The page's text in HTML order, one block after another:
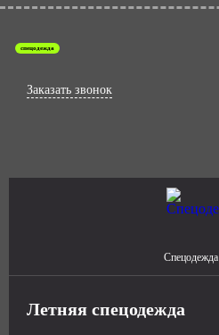
спецодежда
Заказать звонок
Спецодежда
Летняя спецодежда